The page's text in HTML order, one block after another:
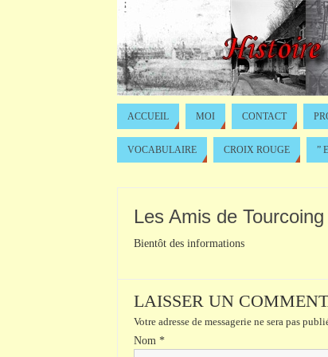
ACCUEIL MOI CONTACT
VOCABULAIRE CROIX ROUGE ”
Les Amis de
Bientôt des informations
LAISSER UN
Votre adresse de messagerie ne sera pas
Nom *